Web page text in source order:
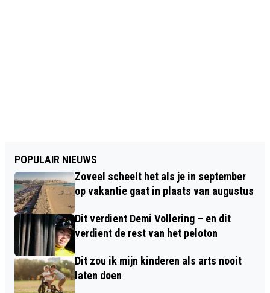
POPULAIR NIEUWS
Zoveel scheelt het als je in september
op vakantie gaat in plaats van augustus
Dit verdient Demi Vollering – en dit
verdient de rest van het peloton
Dit zou ik mijn kinderen als arts nooit
laten doen